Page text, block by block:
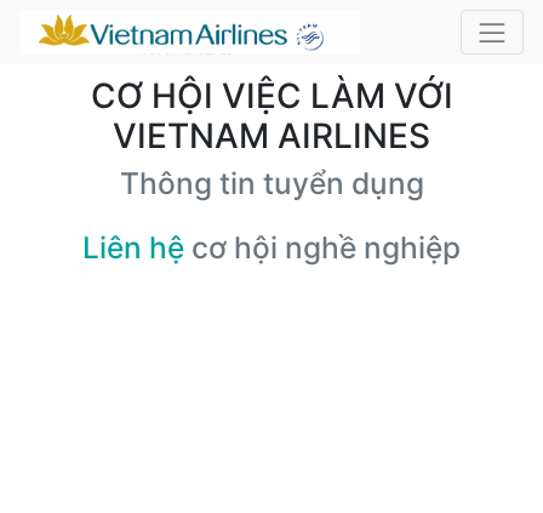
CƠ HỘI VIỆC LÀM VỚI
VIETNAM AIRLINES
Thông tin tuyển dụng
Liên hệ cơ hội nghề nghiệp